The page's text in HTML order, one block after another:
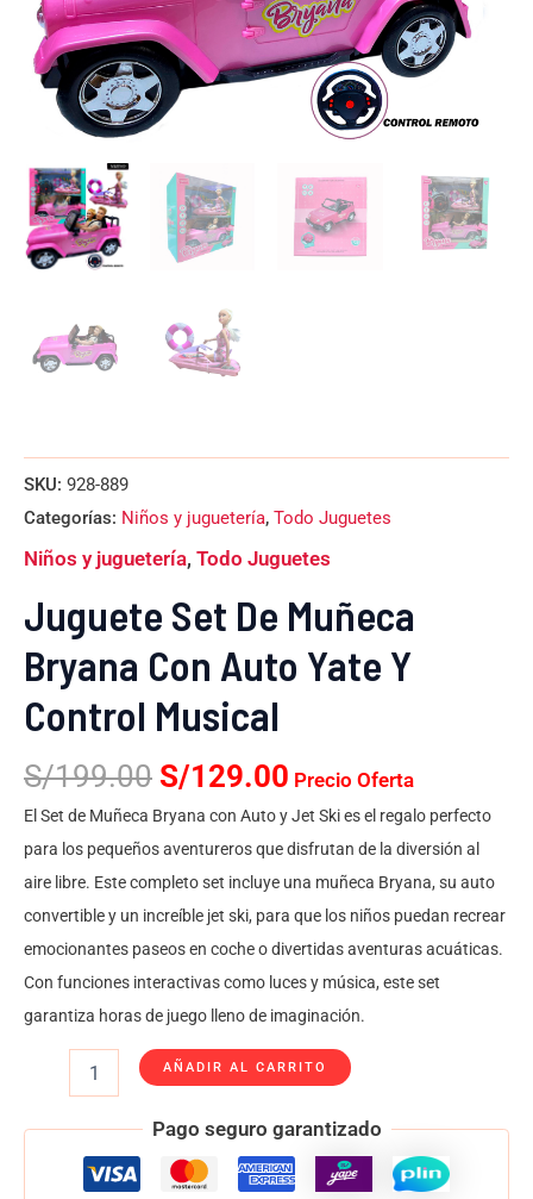
SKU: 928-889
Categorías: Niños y juguetería, Todo Juguetes
Niños y juguetería, Todo Juguetes
Juguete Set De Muñeca
Bryana Con Auto Yate Y
Control Musical
S/199.00 S/129.00 Precio Oferta
El Set de Muñeca Bryana con Auto y Jet Ski es el regalo perfecto
para los pequeños aventureros que disfrutan de la diversión al
aire libre. Este completo set incluye una muñeca Bryana, su auto
convertible y un increíble jet ski, para que los niños puedan recrear
emocionantes paseos en coche o divertidas aventuras acuáticas.
Con funciones interactivas como luces y música, este set
garantiza horas de juego lleno de imaginación.
AÑADIR AL CARRITO
Pago seguro garantizado